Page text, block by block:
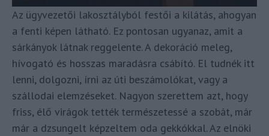
Az ügyvezetői lakosztályból festői a kilátás, ahogyan
a fenti képen látható. Ez pontosan ugyanaz, amit a
sárkányok látnak reggelente. A dekoráció meleg,
hívogató és hosszas maradásra csábító. El tudnék itt
lenni, dolgozni, írni az úti beszámolókat, vagy a
szállodai elemzéseket. Nagyon szerettem azt, hogy
friss, élő virágok tették természetessé a szobát, már
már a dzsungelt képzeltem oda gekkókkal. Az elnöki